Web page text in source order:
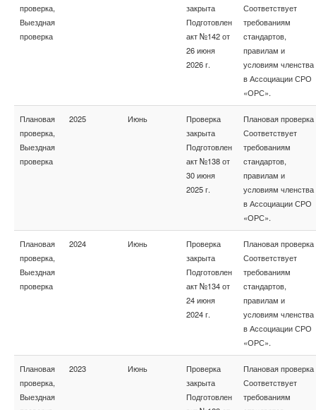
проверка,
Выездная
проверка
закрыта
Подготовлен
акт №142 от
26 июня
2026 г.
Соответствует
требованиям
стандартов,
правилам и
условиям членства
в Ассоциации СРО
«ОРС».
Плановая
проверка,
Выездная
проверка
2025 Июнь
Проверка
закрыта
Подготовлен
акт №138 от
30 июня
2025 г.
Плановая проверка
Соответствует
требованиям
стандартов,
правилам и
условиям членства
в Ассоциации СРО
«ОРС».
Плановая
проверка,
Выездная
проверка
2024 Июнь
Проверка
закрыта
Подготовлен
акт №134 от
24 июня
2024 г.
Плановая проверка
Соответствует
требованиям
стандартов,
правилам и
условиям членства
в Ассоциации СРО
«ОРС».
Плановая
проверка,
Выездная
2023 Июнь
Проверка
закрыта
Подготовлен
Плановая проверка
Соответствует
требованиям